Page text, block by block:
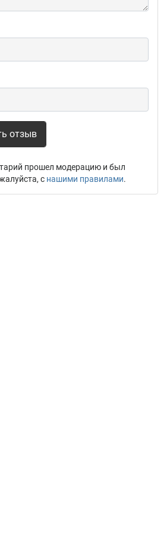
отзыв
прошел модерацию и был
с нашими правилами.